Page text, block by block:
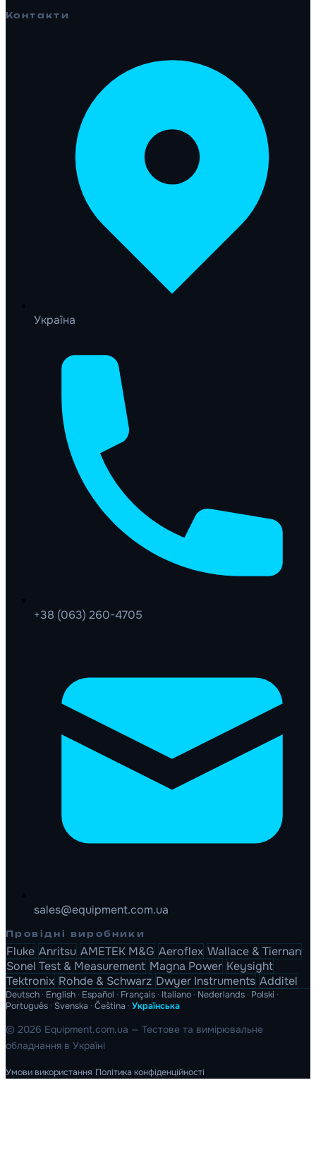
Контакти
Україна
+38 (063) 260-4705
sales@equipment.com.ua
Провідні виробники
Fluke Anritsu AMETEK M&G Aeroflex Wallace & Tiernan
Sonel Test & Measurement Magna Power Keysight
Tektronix Rohde & Schwarz Dwyer Instruments Additel
Deutsch · English · Español · Français · Italiano · Nederlands · Polski ·
Português · Svenska · Čeština · Українська
© 2026 Equipment.com.ua — Тестове та вимірювальне
обладнання в Україні
Умови використання Політика конфіденційності